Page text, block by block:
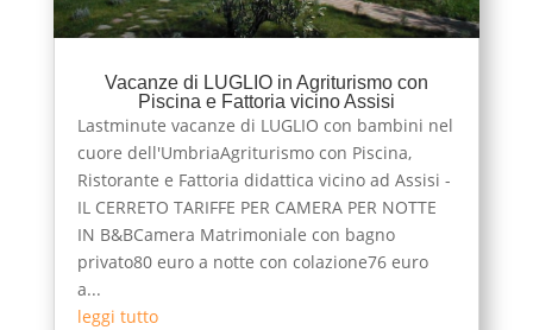
Vacanze di LUGLIO in Agriturismo con
Piscina e Fattoria vicino Assisi
Lastminute vacanze di LUGLIO con bambini nel
cuore dell'UmbriaAgriturismo con Piscina,
Ristorante e Fattoria didattica vicino ad Assisi -
IL CERRETO TARIFFE PER CAMERA PER NOTTE
IN B&BCamera Matrimoniale con bagno
privato80 euro a notte con colazione76 euro
a...
leggi tutto